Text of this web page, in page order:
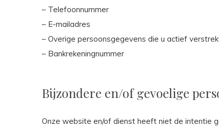
– Telefoonnummer
– E-mailadres
– Overige persoonsgegevens die u actief
– Bankrekeningnummer
Bijzondere en/of gevoelige
Onze website en/of dienst heeft niet de intentie